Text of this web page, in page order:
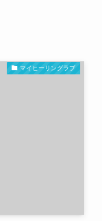
マイヒーリングラブ